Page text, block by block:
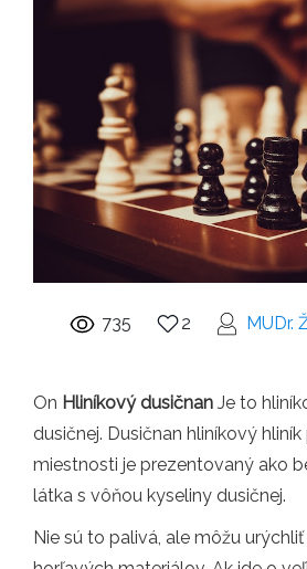
735 2 MUDr.
On Hliníkový dusičnan Je to
dusičnej. Dusičnan hliníkový
miestnosti je prezentovaný ako
látka s vôňou kyseliny dusičnej.
Nie sú to palivá, ale môžu